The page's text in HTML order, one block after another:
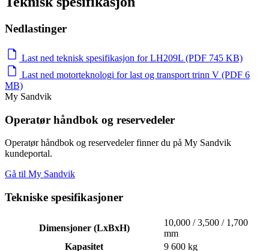
Nedlastinger
Last ned teknisk spesifikasjon for LH209L (PDF 745 KB)
Last ned motorteknologi for last og transport trinn V (PDF 6
MB)
My Sandvik
Operatør håndbok og reservedeler
Operatør håndbok og reservedeler finner du på My Sandvik
kundeportal.
Gå til My Sandvik
Tekniske spesifikasjoner
Dimensjoner (LxBxH)
10,000 / 3,500 / 1,700
mm
Kapasitet
9 600 kg